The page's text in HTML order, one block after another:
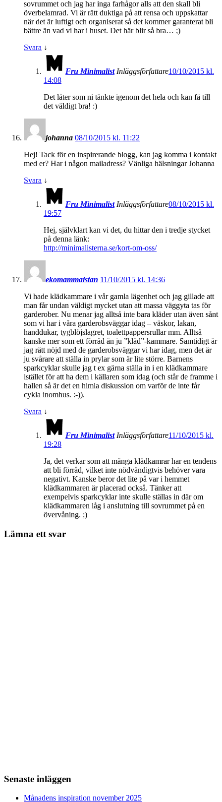
sovrummet och jag har inga farhågor alls att den skall bli
överbelamrad. Vi är rätt duktiga på att rensa och uppskattar
när det är luftigt och organiserat så det kommer garanterat bli
bättre än vad vi har i huset. Det här blir så bra… ;)
Svara ↓
Fru Minimalist Inläggsförfattare10/10/2015 kl.
14:08
Det låter som ni tänkte igenom det hela och kan få till
det väldigt bra! :)
johanna 08/10/2015 kl. 11:22
Hej! Tack för en inspirerande blogg, kan jag komma i kontakt
med er? Har i någon mailadress? Vänliga hälsningar Johanna
Svara ↓
Fru Minimalist Inläggsförfattare08/10/2015 kl.
19:57
Hej, självklart kan vi det, du hittar den i tredje stycket
på denna länk:
http://minimalisterna.se/kort-om-oss/
ekomammaistan 11/10/2015 kl. 14:36
Vi hade klädkammare i vår gamla lägenhet och jag gillade att
man får undan väldigt mycket utan att massa väggyta tas för
garderober. Nu menar jag alltså inte bara kläder utan även sånt
som vi har i våra garderobsväggar idag – väskor, lakan,
handdukar, tygblöjslagret, toalettpappersrullar mm. Alltså
kanske mer som ett förråd än ju ”kläd”-kammare. Samtidigt är
jag rätt nöjd med de garderobsväggar vi har idag, men det är
ju svårare att ställa in prylar som är lite större. Barnens
sparkcyklar skulle jag t ex gärna ställa in i en klädkammare
istället för att ha dem i källaren som idag (och står de framme i
hallen så är det en himla diskussion om varför de inte får
cykla inomhus. :-)).
Svara ↓
Fru Minimalist Inläggsförfattare11/10/2015 kl.
19:28
Ja, det verkar som att många klädkamrar har en tendens
att bli förråd, vilket inte nödvändigtvis behöver vara
negativt. Kanske beror det lite på var i hemmet
klädkammaren är placerad också. Tänker att
exempelvis sparkcyklar inte skulle ställas in där om
klädkammaren låg i anslutning till sovrummet på en
övervåning. ;)
Lämna ett svar
Senaste inläggen
Månadens inspiration november 2025